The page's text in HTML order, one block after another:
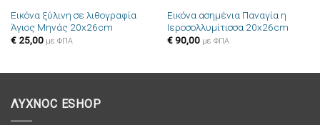
Εικόνα ξύλινη σε λιθογραφία
Άγιος Μηνάς 20x26cm
€25,00 με ΦΠΑ
Εικόνα ασημένια Παναγία η
Ιεροσολλυμίτισσα 20x26cm
€90,00 με ΦΠΑ
ΛΥΧΝΟC ESHOP